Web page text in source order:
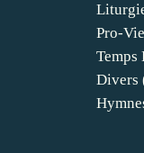
Pro-
Temps
Divers